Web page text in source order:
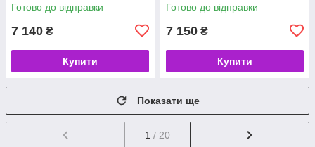
Готово до відправки
7 140 ₴
Купити
Готово до відправки
7 150 ₴
Купити
Показати ще
1 / 20